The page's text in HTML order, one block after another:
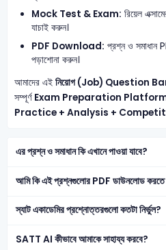
Mock Test & Exam: রিয়েল
যাচাই করুন।
PDF Download: প্রশ্ন ও সমাধান
পড়াশোনা করুন।
আমাদের এই নিয়োগ (Job) Question
সম্পূর্ণ Exam Preparation
Practice + Analysis +
এর প্রশ্ন ও সমাধান কি এখানে পাওয়া যাবে?
আমি কি এই প্রশ্নগুলোর PDF ডাউনলোড করতে
স্যাট একাডেমির প্রশ্নোত্তরগুলো কতটা নির্ভুল?
SATT AI কীভাবে আমাকে সাহায্য করবে?